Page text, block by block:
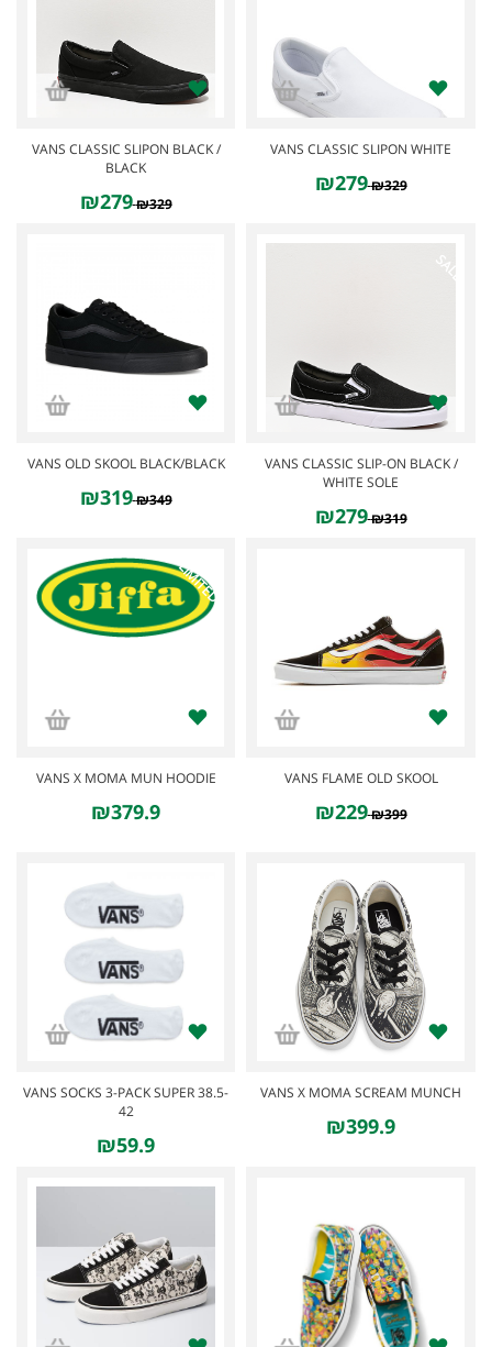
VANS CLASSIC SLIPON WHITE
₪329
₪279
VANS CLASSIC SLIPON BLACK /
BLACK
₪329
₪279
SALE
VANS CLASSIC SLIP-ON BLACK /
WHITE SOLE
₪319
₪279
VANS OLD SKOOL BLACK/BLACK
₪349
₪319
VANS FLAME OLD SKOOL
₪399
₪229
LIMITED
VANS X MOMA MUN HOODIE
₪379.9
SOLD OUT
VANS X MOMA SCREAM MUNCH
₪399.9
VANS SOCKS 3-PACK SUPER 38.5-
42
₪59.9